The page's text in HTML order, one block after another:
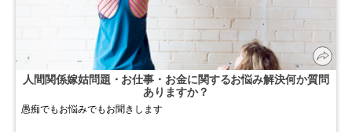
人間関係嫁姑問題・お仕事・お金に関するお悩み解決何か質問
ありますか？
愚痴でもお悩みでもお聞きします